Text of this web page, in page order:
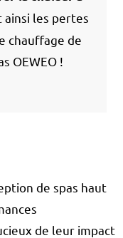
ainsi les pertes
chauffage de
OEWEO !
de spas haut
de leur impact